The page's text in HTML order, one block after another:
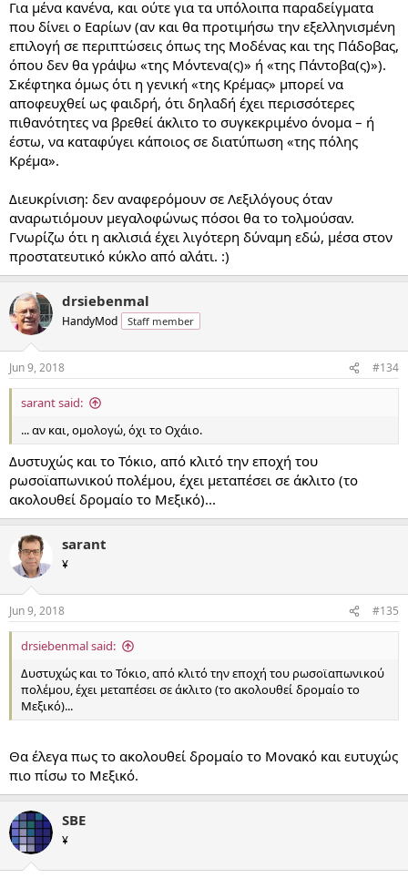
Για μένα κανένα, και ούτε για τα υπόλοιπα παραδείγματα
που δίνει ο Εαρίων (αν και θα προτιμήσω την εξελληνισμένη
επιλογή σε περιπτώσεις όπως της Μοδένας και της Πάδοβας,
όπου δεν θα γράψω «της Μόντενα(ς)» ή «της Πάντοβα(ς)»).
Σκέφτηκα όμως ότι η γενική «της Κρέμας» μπορεί να
αποφευχθεί ως φαιδρή, ότι δηλαδή έχει περισσότερες
πιθανότητες να βρεθεί άκλιτο το συγκεκριμένο όνομα – ή
έστω, να καταφύγει κάποιος σε διατύπωση «της πόλης
Κρέμα».
Διευκρίνιση: δεν αναφερόμουν σε Λεξιλόγους όταν
αναρωτιόμουν μεγαλοφώνως πόσοι θα το τολμούσαν.
Γνωρίζω ότι η ακλισιά έχει λιγότερη δύναμη εδώ, μέσα στον
προστατευτικό κύκλο από αλάτι. :)
drsiebenmal
HandyMod Staff member
Jun 9, 2018 #134
sarant said:
... αν και, ομολογώ, όχι το Οχάιο.
Δυστυχώς και το Τόκιο, από κλιτό την εποχή του
ρωσοϊαπωνικού πολέμου, έχει μεταπέσει σε άκλιτο (το
ακολουθεί δρομαίο το Μεξικό)...
sarant
¥
Jun 9, 2018 #135
drsiebenmal said:
Δυστυχώς και το Τόκιο, από κλιτό την εποχή του ρωσοϊαπωνικού
πολέμου, έχει μεταπέσει σε άκλιτο (το ακολουθεί δρομαίο το
Μεξικό)...
Θα έλεγα πως το ακολουθεί δρομαίο το Μονακό και ευτυχώς
πιο πίσω το Μεξικό.
SBE
¥